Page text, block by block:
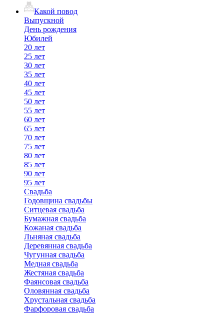
Какой повод
Выпускной
День рождения
Юбилей
20 лет
25 лет
30 лет
35 лет
40 лет
45 лет
50 лет
55 лет
60 лет
65 лет
70 лет
75 лет
80 лет
85 лет
90 лет
95 лет
Свадьба
Годовщина свадьбы
Ситцевая свадьба
Бумажная свадьба
Кожаная свадьба
Льняная свадьба
Деревянная свадьба
Чугунная свадьба
Медная свадьба
Жестяная свадьба
Фаянсовая свадьба
Оловянная свадьба
Хрустальная свадьба
Фарфоровая свадьба